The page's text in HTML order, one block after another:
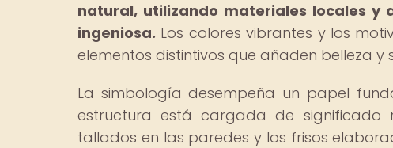
natural, utilizando materiales locales y
ingeniosa. Los colores vibrantes y los
elementos distintivos que añaden belleza
La simbología desempeña un papel
estructura está cargada de significado
tallados en las paredes y los frisos